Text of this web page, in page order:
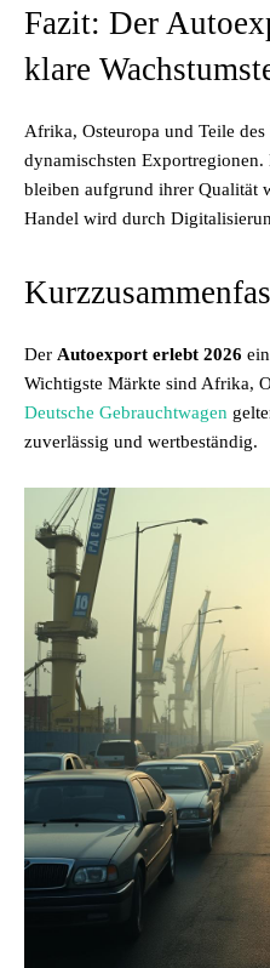
Fazit: Der
klare
Afrika, Osteuropa und Teile
dynamischsten Exportregionen.
bleiben aufgrund ihrer Qualität
Handel wird durch
Der Autoexport erlebt 2026
Wichtigste Märkte sind Afrika,
Deutsche Gebrauchtwagen
zuverlässig und wertbeständig.